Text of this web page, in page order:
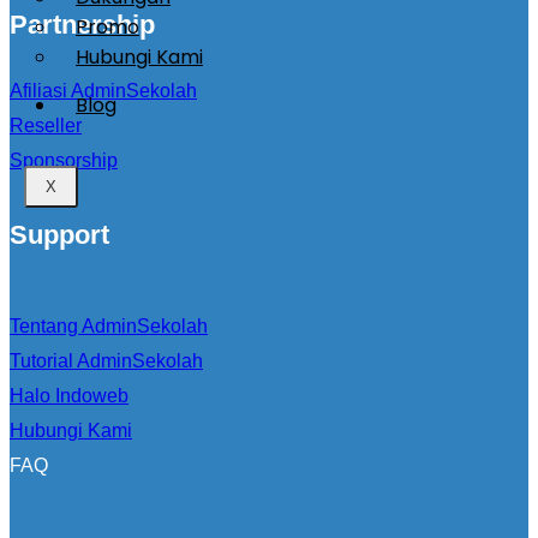
Promo
Hubungi Kami
Blog
X
Partnership
Afiliasi AdminSekolah
Reseller
Sponsorship
Support
Tentang AdminSekolah
Tutorial AdminSekolah
Halo Indoweb
Hubungi Kami
FAQ